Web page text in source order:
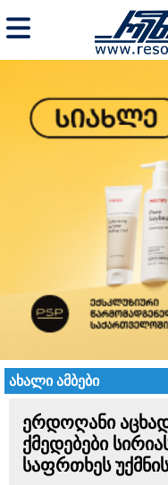
ახალი ამბები
ერდოღანი
ქმედებები
საფრთხეს უქმნის